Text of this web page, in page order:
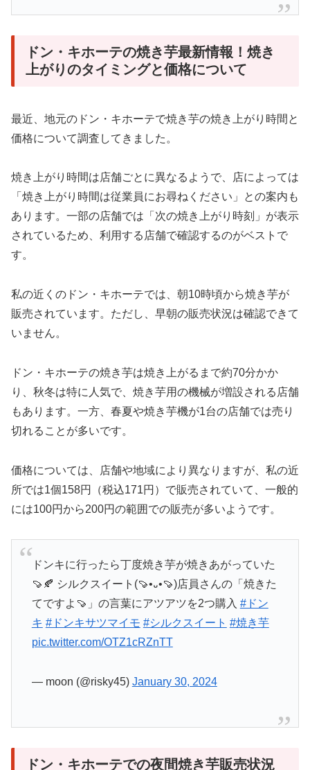
ドン・キホーテの焼き芋最新情報！焼き
上がりのタイミングと価格について
最近、地元のドン・キホーテで焼き芋の焼き上がり時間と
価格について調査してきました。
焼き上がり時間は店舗ごとに異なるようで、店によっては
「焼き上がり時間は従業員にお尋ねください」との案内も
あります。一部の店舗では「次の焼き上がり時刻」が表示
されているため、利用する店舗で確認するのがベストで
す。
私の近くのドン・キホーテでは、朝10時頃から焼き芋が
販売されています。ただし、早朝の販売状況は確認できて
いません。
ドン・キホーテの焼き芋は焼き上がるまで約70分かか
り、秋冬は特に人気で、焼き芋用の機械が増設される店舗
もあります。一方、春夏や焼き芋機が1台の店舗では売り
切れることが多いです。
価格については、店舗や地域により異なりますが、私の近
所では1個158円（税込171円）で販売されていて、一般的
には100円から200円の範囲での販売が多いようです。
ドンキに行ったら丁度焼き芋が焼きあがっていた
🍠🍂 シルクスイート(🍠•᎑•🍠)店員さんの「焼きた
てですよ🍠」の言葉にアツアツを2つ購入 #ドン
キ #ドンキサツマイモ #シルクスイート #焼き芋
pic.twitter.com/OTZ1cRZnTT
— moon (@risky45) January 30, 2024
ドン・キホーテでの夜間焼き芋販売状況